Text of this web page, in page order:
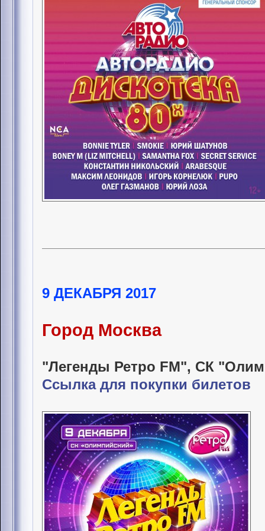
9 ДЕКАБРЯ 2017
Город Москва
"Легенды Ретро FM", СК
Ссылка для покупки билетов